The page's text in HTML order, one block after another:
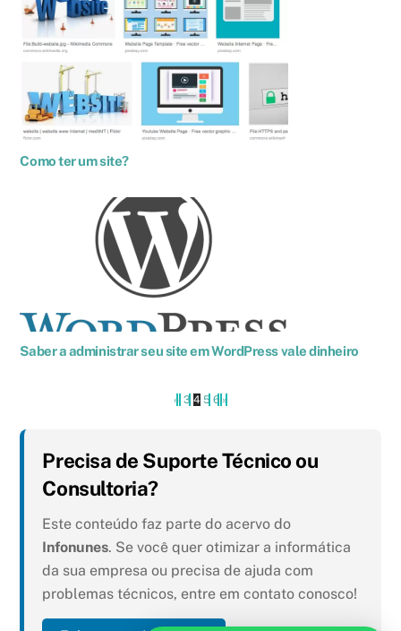
Como ter um site?
Saber a administrar seu site em WordPress vale dinheiro
«‹ 3 4 5 6›»
Precisa de Suporte Técnico ou
Consultoria?
Este conteúdo faz parte do acervo do
Infonunes. Se você quer otimizar a informática
da sua empresa ou precisa de ajuda com
problemas técnicos, entre em contato conosco!